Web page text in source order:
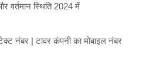
वर्तमान स्थिति 2024 में
नंबर | टावर कंपनी का मोबाइल नंबर